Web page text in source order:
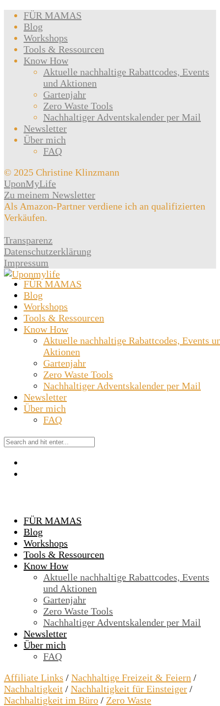
FÜR MAMAS
Blog
Workshops
Tools & Ressourcen
Know How
Aktuelle nachhaltige Rabattcodes, Events
und Aktionen
Gartenjahr
Zero Waste Tools
Nachhaltiger Adventskalender per Mail
Newsletter
Über mich
FAQ
© 2025 Christine Klinzmann
UponMyLife
Zu meinem Newsletter
Als Amazon-Partner verdiene ich an qualifizierten
Verkäufen.
Transparenz
Datenschutzerklärung
Impressum
FÜR MAMAS
Blog
Workshops
Tools & Ressourcen
Know How
Aktuelle nachhaltige Rabattcodes, Events
Aktionen
Gartenjahr
Zero Waste Tools
Nachhaltiger Adventskalender per Mail
Newsletter
Über mich
FAQ
FÜR MAMAS
Blog
Workshops
Tools & Ressourcen
Know How
Aktuelle nachhaltige Rabattcodes, Events
und Aktionen
Gartenjahr
Zero Waste Tools
Nachhaltiger Adventskalender per Mail
Newsletter
Über mich
FAQ
Affiliate Links / Nachhaltige Freizeit & Feiern /
Nachhaltigkeit / Nachhaltigkeit für Einsteiger /
Nachhaltigkeit im Büro / Zero Waste